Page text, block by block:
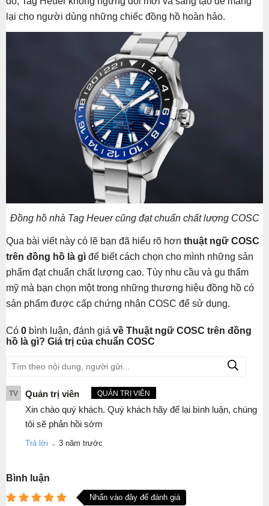
lại cho người dùng những chiếc đồng hồ hoàn hảo.
Đồng hồ nhà Tag Heuer cũng đạt chuẩn chất lượng COSC
Qua bài viết này có lẽ bạn đã hiểu rõ hơn thuật ngữ COSC
trên đồng hồ là gì để biết cách chọn cho mình những sản
phẩm đạt chuẩn chất lượng cao. Tùy nhu cầu và gu thẩm
mỹ mà bạn chọn một trong những thương hiệu đồng hồ có
sản phẩm được cấp chứng nhận COSC để sử dụng.
Có 0 bình luận, đánh giá về Thuật ngữ COSC trên đồng
hồ là gì? Giá trị của chuẩn COSC
TV Quản trị viên QUẢN TRỊ VIÊN
Xin chào quý khách. Quý khách hãy để lại bình luận, chúng
tôi sẽ phản hồi sớm
Trả lời . 3 năm trước
Bình luận
Nhấn vào đây để đánh giá